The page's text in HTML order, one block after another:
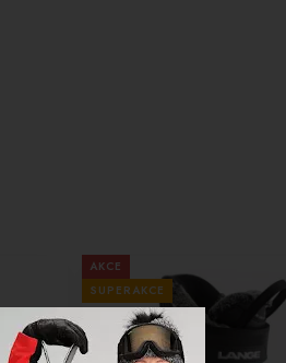
AKCE
SUPERAKCE